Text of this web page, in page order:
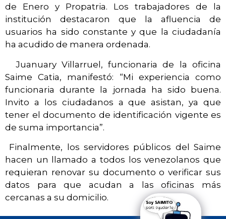
de Enero y Propatria. Los trabajadores de la
institución destacaron que la afluencia de
usuarios ha sido constante y que la ciudadanía
ha acudido de manera ordenada.
Juanuary Villarruel, funcionaria de la oficina
Saime Catia, manifestó: “Mi experiencia como
funcionaria durante la jornada ha sido buena.
Invito a los ciudadanos a que asistan, ya que
tener el documento de identificación vigente es
de suma importancia”.
Finalmente, los servidores públicos del Saime
hacen un llamado a todos los venezolanos que
requieran renovar su documento o verificar sus
datos para que acudan a las oficinas más
cercanas a su domicilio.